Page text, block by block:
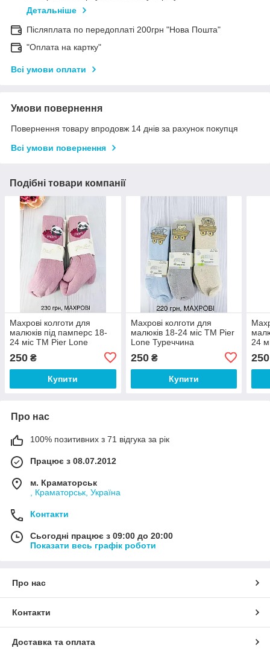
Детальніше
Післяплата по передоплаті 200грн "Нова Пошта"
"Оплата на картку"
Всі умови оплати
Умови повернення
Повернення товару впродовж 14 днів за рахунок покупця
Всі умови повернення
Подібні товари компанії
Махрові колготи для
малюків під памперс 18-
24 міс ТМ Pier Lone
250 ₴
Купити
Махрові колготи для
малюків 18-24 міс ТМ Pier
Lone Туреччина
250₴
Купити
24
250
Про нас
100% позитивних з 71 відгука за рік
Працює з 08.07.2012
м. Краматорськ
, Краматорськ, Україна
Контакти
Сьогодні працює з 09:00 до 20:00
Показати весь графік роботи
Про нас
Контакти
Доставка та оплата